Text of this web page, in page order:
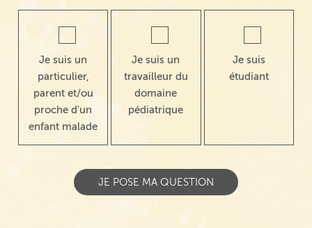
Je suis un
particulier,
parent et/ou
proche d'un
enfant malade
Je suis un
travailleur du
domaine
pédiatrique
Je suis
étudiant